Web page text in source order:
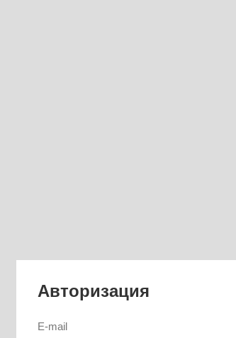
Авторизация